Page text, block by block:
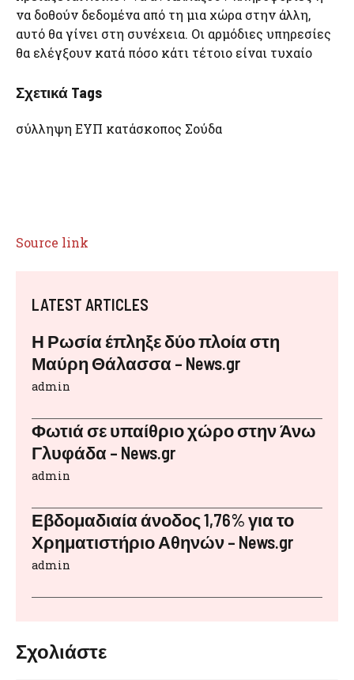
να δοθούν δεδομένα από τη μια χώρα στην άλλη,
αυτό θα γίνει στη συνέχεια. Οι αρμόδιες υπηρεσίες
θα ελέγξουν κατά πόσο κάτι τέτοιο είναι τυχαίο
Σχετικά Tags
σύλληψη ΕΥΠ κατάσκοπος Σούδα
Source link
LATEST ARTICLES
Η Ρωσία έπληξε δύο πλοία στη
Μαύρη Θάλασσα – News.gr
admin
Φωτιά σε υπαίθριο χώρο στην Άνω
Γλυφάδα – News.gr
admin
Εβδομαδιαία άνοδος 1,76% για το
Χρηματιστήριο Αθηνών – News.gr
admin
Σχολιάστε